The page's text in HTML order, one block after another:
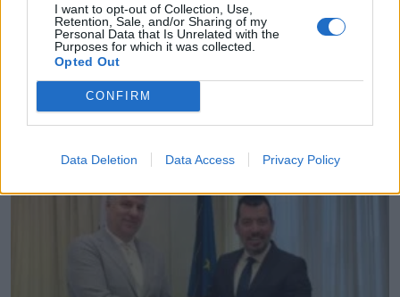
I want to opt-out of Collection, Use,
Retention, Sale, and/or Sharing of my
Personal Data that Is Unrelated with the
Purposes for which it was collected.
Opted Out
CONFIRM
Data Deletion Data Access Privacy Policy
Παρεμβάσεις ενίσχυσης της πυροπροστασίας,
στην Αχαΐα
10.08.2026 - 08.46